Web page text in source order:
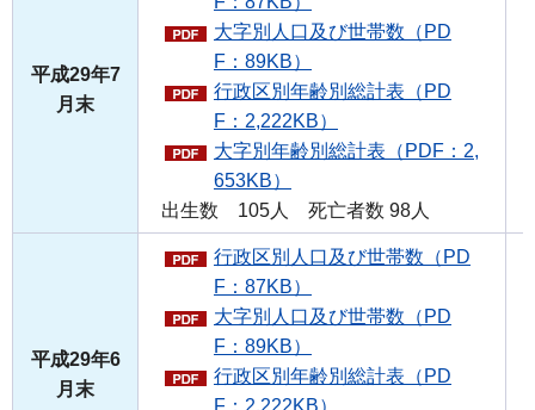
平成29年7
月末
大字別人口及び世帯数（PD
F：89KB）
行政区別年齢別総計表（PD
F：2,222KB）
大字別年齢別総計表（PDF：2,
653KB）
出生数 105人 死亡者数 98人
平成29年6
月末
行政区別人口及び世帯数（PD
F：87KB）
大字別人口及び世帯数（PD
F：89KB）
行政区別年齢別総計表（PD
F：2,222KB）